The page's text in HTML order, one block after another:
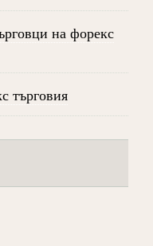
на форекс
търговия